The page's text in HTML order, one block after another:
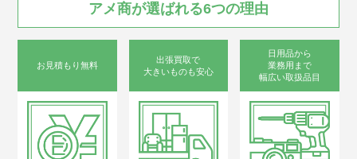
お問合せ
プライバシーポリシー
古物営業法に基づく表示
サイトマップ
アメ商が選ばれる6つの理由
お見積もり無料
出張買取で
大きいものも安心
日用品から
業務用まで
幅広い取扱品目